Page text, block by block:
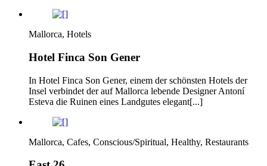
Mallorca, Hotels
Hotel Finca Son Gener
In Hotel Finca Son Gener, einem der schönsten Hotels der
Insel verbindet der auf Mallorca lebende Designer Antoní
Esteva die Ruinen eines Landgutes elegant[...]
Mallorca, Cafes, Conscious/Spiritual, Healthy, Restaurants